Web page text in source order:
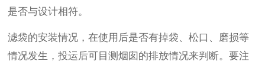
是否与设计相符。
滤袋的安装情况，在使用后是否有掉袋、松口、磨损等
情况发生，投运后可目测烟囱的排放情况来判断。要注